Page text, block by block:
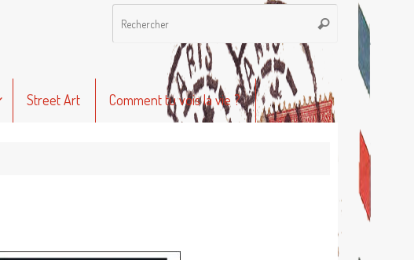
Recherche
Rechercher
Street Art Comment tu vois la vie ?